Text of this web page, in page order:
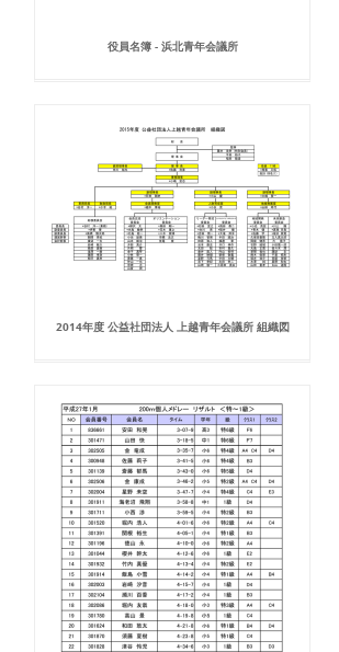
役員名簿 - 浜北青年会議所
2014年度 公益社団法人 上越青年会議所 組織図